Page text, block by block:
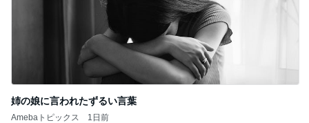
姉の娘に言われたずるい言葉
Amebaトピックス 1日前